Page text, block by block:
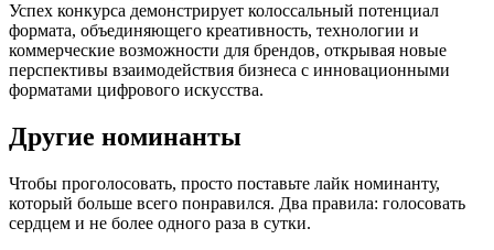
Успех конкурса демонстрирует колоссальный потенциал
формата, объединяющего креативность, технологии и
коммерческие возможности для брендов, открывая новые
перспективы взаимодействия бизнеса с инновационными
форматами цифрового искусства.
Другие номинанты
Чтобы проголосовать, просто поставьте лайк номинанту,
который больше всего понравился. Два правила: голосовать
сердцем и не более одного раза в сутки.